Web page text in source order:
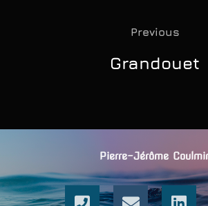
Previous
Grandouet
Pierre-Jérôme